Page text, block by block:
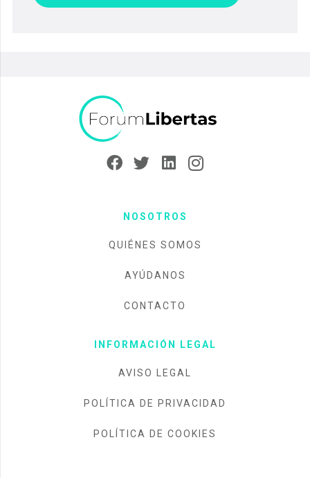
NOSOTROS
QUIÉNES SOMOS
AYÚDANOS
CONTACTO
INFORMACIÓN LEGAL
AVISO LEGAL
POLÍTICA DE PRIVACIDAD
POLÍTICA DE COOKIES